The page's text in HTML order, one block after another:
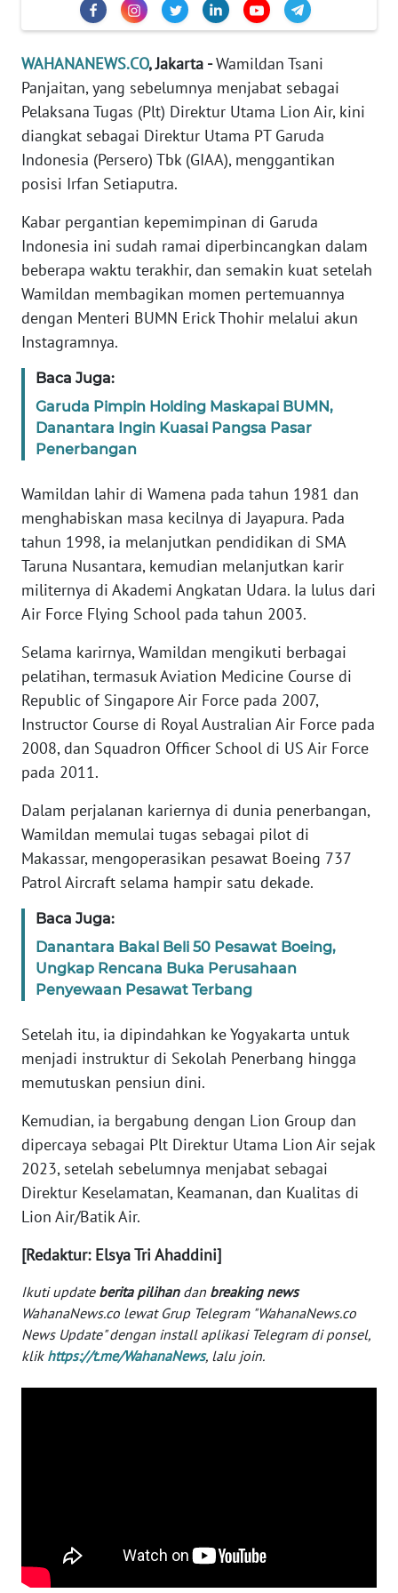
WAHANANEWS.CO, Jakarta -Wamildan Tsani
Panjaitan, yang sebelumnya menjabat sebagai
Pelaksana Tugas (Plt) Direktur Utama Lion Air, kini
diangkat sebagai Direktur Utama PT Garuda
Indonesia (Persero) Tbk (GIAA), menggantikan
posisi Irfan Setiaputra.
Kabar pergantian kepemimpinan di Garuda
Indonesia ini sudah ramai diperbincangkan dalam
beberapa waktu terakhir, dan semakin kuat setelah
Wamildan membagikan momen pertemuannya
dengan Menteri BUMN Erick Thohir melalui akun
Instagramnya.
Baca Juga:
Garuda Pimpin Holding Maskapai BUMN,
Danantara Ingin Kuasai Pangsa Pasar
Penerbangan
Wamildan lahir di Wamena pada tahun 1981 dan
menghabiskan masa kecilnya di Jayapura. Pada
tahun 1998, ia melanjutkan pendidikan di SMA
Taruna Nusantara, kemudian melanjutkan karir
militernya di Akademi Angkatan Udara. Ia lulus dari
Air Force Flying School pada tahun 2003.
Selama karirnya, Wamildan mengikuti berbagai
pelatihan, termasuk Aviation Medicine Course di
Republic of Singapore Air Force pada 2007,
Instructor Course di Royal Australian Air Force pada
2008, dan Squadron Officer School di US Air Force
pada 2011.
Dalam perjalanan kariernya di dunia penerbangan,
Wamildan memulai tugas sebagai pilot di
Makassar, mengoperasikan pesawat Boeing 737
Patrol Aircraft selama hampir satu dekade.
Baca Juga:
Danantara Bakal Beli 50 Pesawat Boeing,
Ungkap Rencana Buka Perusahaan
Penyewaan Pesawat Terbang
Setelah itu, ia dipindahkan ke Yogyakarta untuk
menjadi instruktur di Sekolah Penerbang hingga
memutuskan pensiun dini.
Kemudian, ia bergabung dengan Lion Group dan
dipercaya sebagai Plt Direktur Utama Lion Air sejak
2023, setelah sebelumnya menjabat sebagai
Direktur Keselamatan, Keamanan, dan Kualitas di
Lion Air/Batik Air.
[Redaktur: Elsya Tri Ahaddini]
Ikuti update berita pilihandan breaking news
WahanaNews.co lewat Grup Telegram "WahanaNews.co
News Update" dengan install aplikasi Telegram di ponsel,
klik https://t.me/WahanaNews, lalu join.
BERITA
KONTAK
KAMI
INFO
TENTANG
KAMI
PEDOMAN
MEDIA
SIBER
KARIR
DISCLAIMER
Wahana
News
Regional
WN
WN
JAKARTA
WN
JABAR
WN
BANTEN
WN
WN
KEPRI
PAPUA
PAPUA
BARAT
RIAU
WN
WN
JAMBI
WN
WN
SULBAR